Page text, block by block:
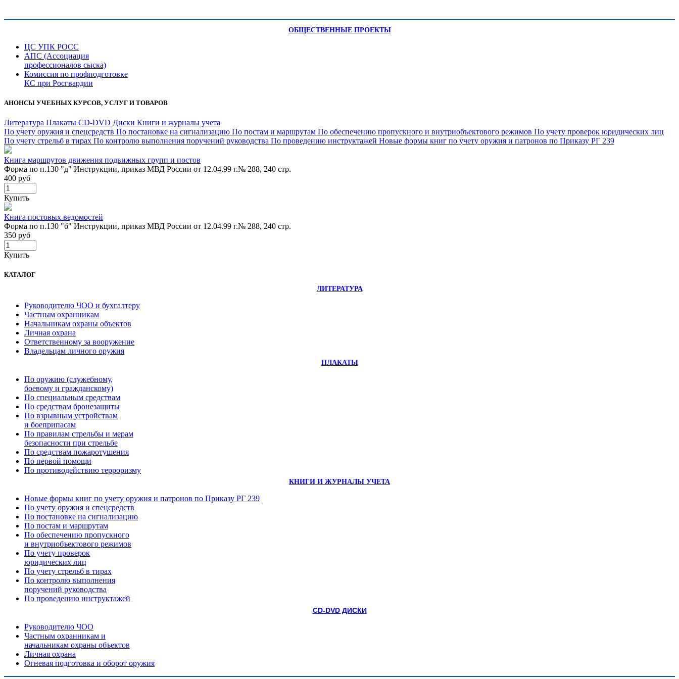
ОБЩЕСТВЕННЫЕ ПРОЕКТЫ
ЦС УПК РОСС
АПС (Ассоциация
профессионалов сыска)
Комиссия по профподготовке
КС при Росгвардии
АНОНСЫ УЧЕБНЫХ КУРСОВ, УСЛУГ И ТОВАРОВ
Литература Плакаты CD-DVD Диски Книги и журналы учета
По учету оружия и спецсредств По постановке на сигнализацию По постам и маршрутам По обеспечению пропускного и внутриобъектового режимов По учету проверок юридических лиц
По учету стрельб в тирах По контролю выполнения поручений руководства По проведению инструктажей Новые формы книг по учету оружия и патронов по Приказу РГ 239
Книга маршрутов движения подвижных групп и постов
Форма по п.130 "д" Инструкции, приказ МВД России от 12.04.99 г.№ 288, 240 стр.
400 руб
Купить
Книга постовых ведомостей
Форма по п.130 "б" Инструкции, приказ МВД России от 12.04.99 г.№ 288, 240 стр.
350 руб
Купить
КАТАЛОГ
ЛИТЕРАТУРА
Руководителю ЧОО и бухгалтеру
Частным охранникам
Начальникам охраны объектов
Личная охрана
Ответственному за вооружение
Владельцам личного оружия
ПЛАКАТЫ
По оружию (служебному,
боевому и гражданскому)
По специальным средствам
По средствам бронезащиты
По взрывным устройствам
и боеприпасам
По правилам стрельбы и мерам
безопасности при стрельбе
По средствам пожаротушения
По первой помощи
По противодействию терроризму
КНИГИ И ЖУРНАЛЫ УЧЕТА
Новые формы книг по учету оружия и патронов по Приказу РГ 239
По учету оружия и спецсредств
По постановке на сигнализацию
По постам и маршрутам
По обеспечению пропускного
и внутриобъектового режимов
По учету проверок
юридических лиц
По учету стрельб в тирах
По контролю выполнения
поручений руководства
По проведению инструктажей
CD-DVD ДИСКИ
Руководителю ЧОО
Частным охранникам и
начальникам охраны объектов
Личная охрана
Огневая подготовка и оборот оружия